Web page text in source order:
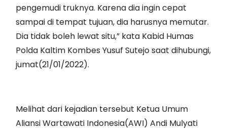
pengemudi truknya. Karena dia ingin cepat
sampai di tempat tujuan, dia harusnya memutar.
Dia tidak boleh lewat situ,” kata Kabid Humas
Polda Kaltim Kombes Yusuf Sutejo saat dihubungi,
jumat(21/01/2022).
Melihat dari kejadian tersebut Ketua Umum
Aliansi Wartawati Indonesia(AWI) Andi Mulyati